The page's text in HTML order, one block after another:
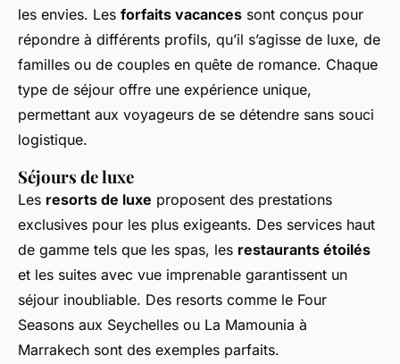
les envies. Les forfaits vacances sont conçus pour
répondre à différents profils, qu’il s’agisse de luxe, de
familles ou de couples en quête de romance. Chaque
type de séjour offre une expérience unique,
permettant aux voyageurs de se détendre sans souci
logistique.
Séjours de luxe
Les resorts de luxe proposent des prestations
exclusives pour les plus exigeants. Des services haut
de gamme tels que les spas, les restaurants étoilés
et les suites avec vue imprenable garantissent un
séjour inoubliable. Des resorts comme le Four
Seasons aux Seychelles ou La Mamounia à
Marrakech sont des exemples parfaits.